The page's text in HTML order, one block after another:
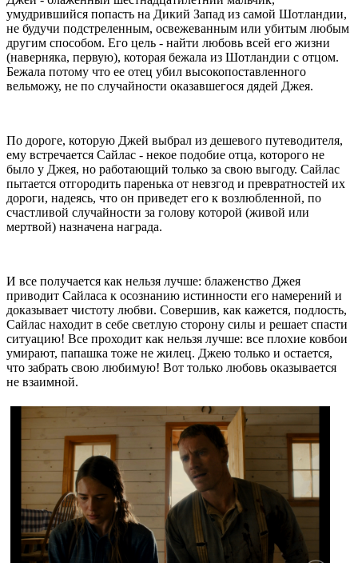
умудрившийся попасть на Дикий Запад из самой Шотландии,
не будучи подстреленным, освежеванным или убитым любым
другим способом. Его цель - найти любовь всей его жизни
(наверняка, первую), которая бежала из Шотландии с отцом.
Бежала потому что ее отец убил высокопоставленного
вельможу, не по случайности оказавшегося дядей Джея.
По дороге, которую Джей выбрал из дешевого путеводителя,
ему встречается Сайлас - некое подобие отца, которого не
было у Джея, но работающий только за свою выгоду. Сайлас
пытается отгородить паренька от невзгод и превратностей их
дороги, надеясь, что он приведет его к возлюбленной, по
счастливой случайности за голову которой (живой или
мертвой) назначена награда.
И все получается как нельзя лучше: блаженство Джея
приводит Сайласа к осознанию истинности его намерений и
доказывает чистоту любви. Совершив, как кажется, подлость,
Сайлас находит в себе светлую сторону силы и решает спасти
ситуацию! Все проходит как нельзя лучше: все плохие ковбои
умирают, папашка тоже не жилец. Джею только и остается,
что забрать свою любимую! Вот только любовь оказывается
не взаимной.